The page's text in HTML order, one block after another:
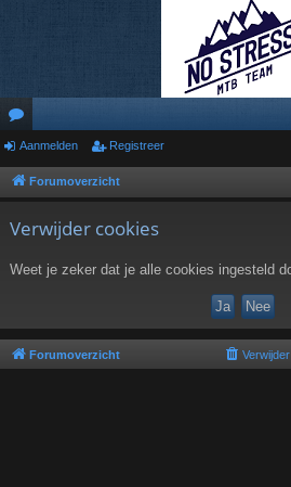
or
u
Aanmelden Registreer
Forumoverzicht
Verwijder cookies
Weet je zeker dat je alle cookies ingesteld
Forumoverzicht